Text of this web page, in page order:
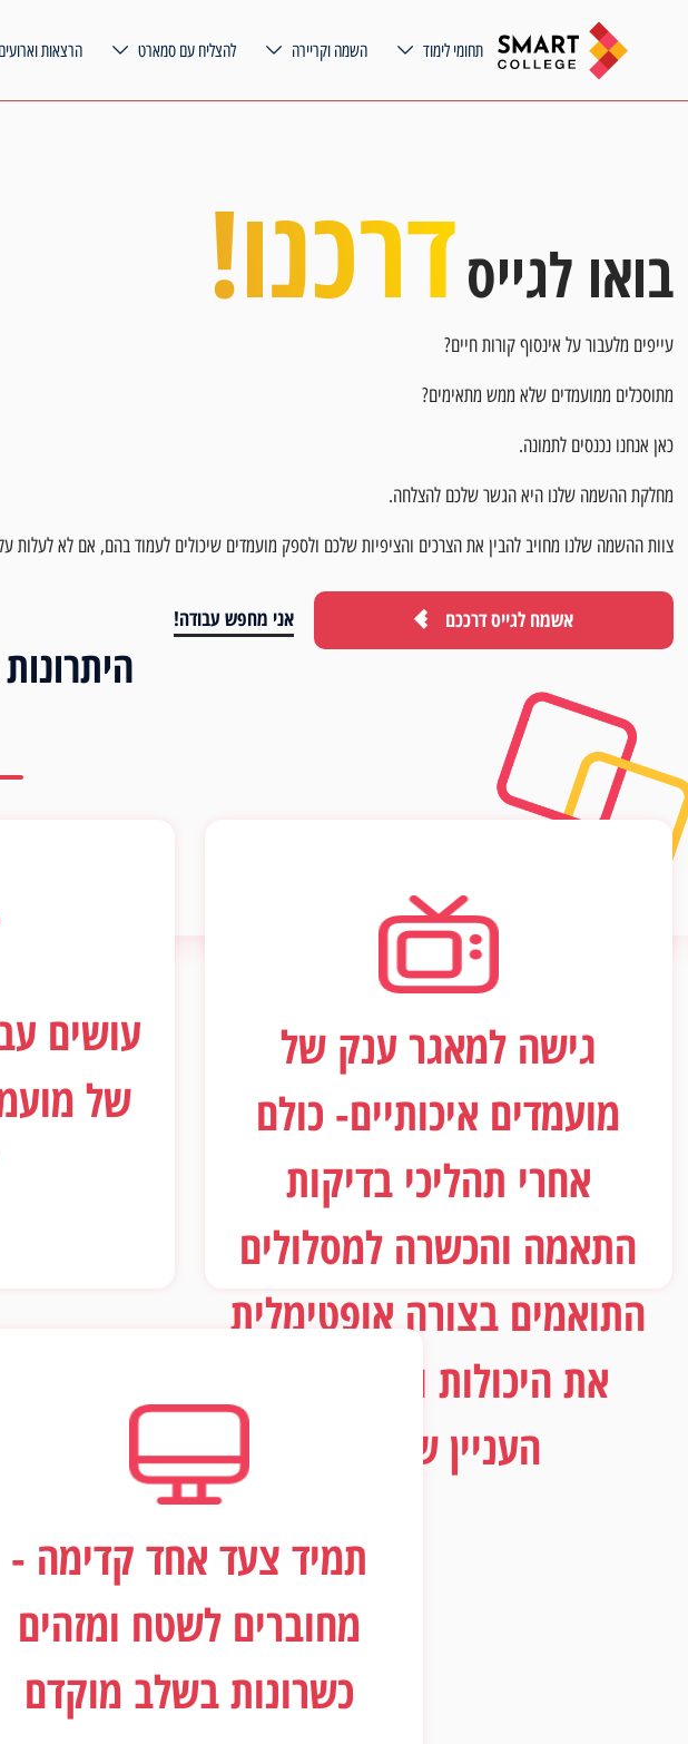
תחומי לימוד השמה וקריירה להצליח עם סמארט הרצאות וארועים
בואו לגייסדרכנו!
עייפים מלעבור על אינסוף קורות חיים?
מתוסכלים ממועמדים שלא ממש מתאימים?
כאן אנחנו נכנסים לתמונה.
מחלקת ההשמה שלנו היא הגשר שלכם להצלחה.
צוות ההשמה שלנו מחויב להבין את הצרכים והציפיות שלכם ולספק מועמדים שיכולים לעמוד בהם, אם לא לעלות
אשמח לגייס דרככם אני מחפש עבודה!
גישה למאגר ענק של
מועמדים איכותיים- כולם
אחרי תהליכי בדיקות
התאמה והכשרה למסלולים
התואמים בצורה אופטימלית
את היכולות ואת תחומי
העניין שלהם.
עושים
של
תמיד צעד אחד קדימה -
מחוברים לשטח ומזהים
כשרונות בשלב מוקדם